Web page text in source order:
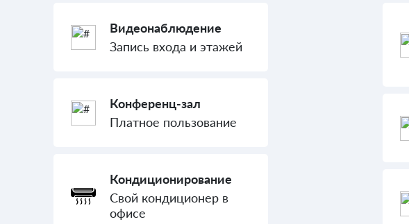
Видеонаблюдение
Запись входа и этажей
Конференц-зал
Платное пользование
Кондиционирование
Свой кондиционер в
офисе